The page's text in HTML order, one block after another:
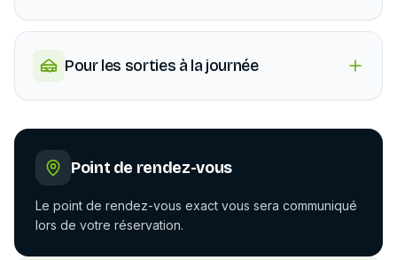
Pour les sorties à la journée
Point de rendez-vous
Le point de rendez-vous exact vous sera communiqué
lors de votre réservation.